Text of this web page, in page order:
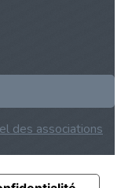
des associations